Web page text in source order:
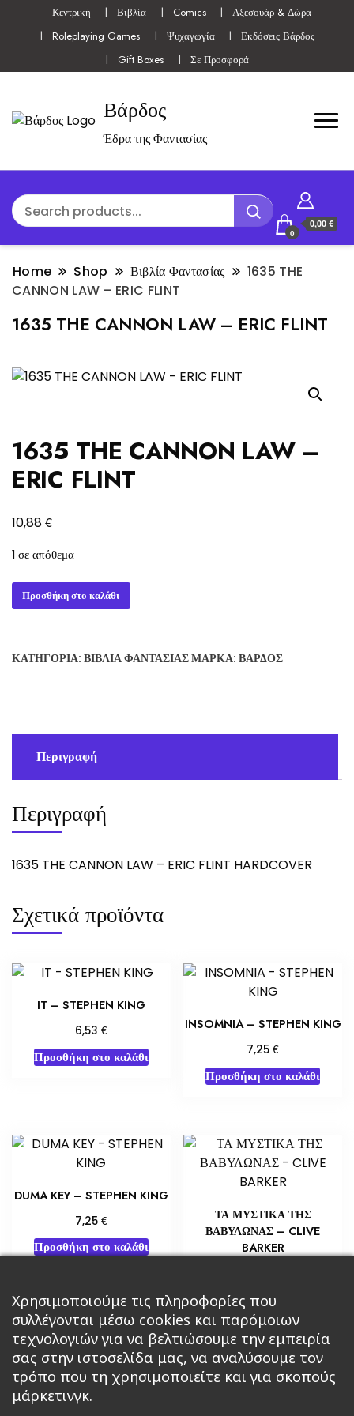
Κεντρική Βιβλία Comics
Αξεσουάρ & Δώρα
Roleplaying Games
Ψυχαγωγία
Εκδόσεις Βάρδος
Gift Boxes
Σε Προσφορά
Βάρδος
Έδρα της Φαντασίας
0
0,00 €
Home Shop Βιβλία Φαντασίας
1635 THE
CANNON LAW – ERIC FLINT
1635 THE CANNON LAW – ERIC FLINT
1635 THE CANNON LAW –
ERIC FLINT
10,88€
1 σε απόθεμα
1635
THE
-
Προσθήκη στο καλάθι
ΚΑΤΗΓΟΡΊΑ: ΒΙΒΛΊΑ ΦΑΝΤΑΣΊΑΣΜΆΡΚΑ: ΒΆΡΔΟΣ
Περιγραφή
Περιγραφή
1635 THE CANNON LAW – ERIC FLINT HARDCOVER
Σχετικά προϊόντα
IT – STEPHEN KING
6,53 €
Προσθήκη στο καλάθι
INSOMNIA – STEPHEN KING
7,25€
Προσθήκη στο καλάθι
DUMA KEY – STEPHEN KING
7,25 €
Προσθήκη στο καλάθι
ΤΑ ΜΥΣΤΙΚΑ ΤΗΣ
ΒΑΒΥΛΩΝΑΣ – CLIVE
BARKER
Προσθήκη στο καλάθι
Χρησιμοποιούμε τις πληροφορίες που
συλλέγονται μέσω cookies και παρόμοιων
τεχνολογιών για να βελτιώσουμε την εμπειρία
σας στην ιστοσελίδα μας, να αναλύσουμε τον
τρόπο που τη χρησιμοποιείτε και για σκοπούς
μάρκετινγκ.